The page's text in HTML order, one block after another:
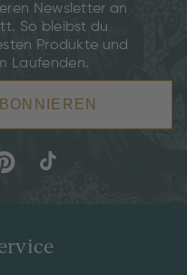
Newsletter an
So bleibst du
Produkte und
Laufenden.